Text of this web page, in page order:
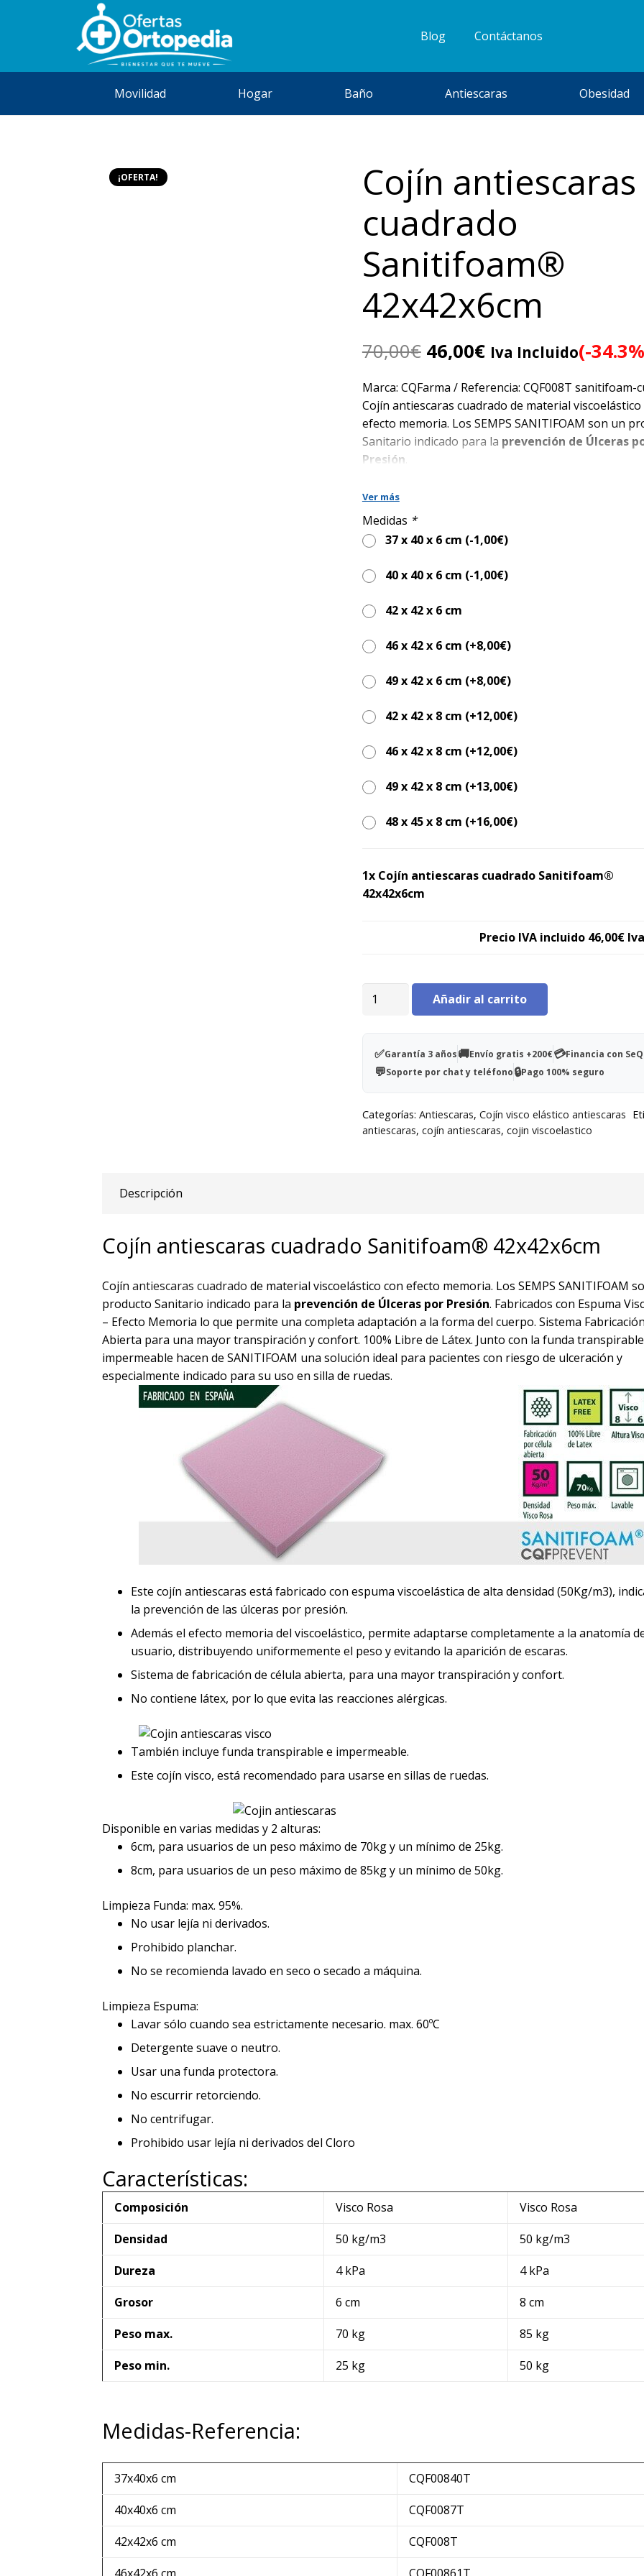
Blog Contáctanos
Movilidad Hogar Baño Antiescaras Obesidad
¡OFERTA!
Cojín antiescaras
cuadrado
Sanitifoam®
42x42x6cm
70,00€ El
precio
original
era:
70,00€.
46,00€El
actual
es:
46,00€.
Iva Incluido(-
Marca: CQFarma / Referencia: CQF008T sanitifoam-
Cojín antiescaras cuadrado de material viscoelástico
efecto memoria. Los SEMPS SANITIFOAM son un
Sanitario indicado para la prevención de Úlceras
Presión
Efecto Memoria lo que permite una completa
adaptación a la forma del cuerpo.
Sistema Fabricación: Célula Abierta para una
100% Libre de Látex.
Junto con la funda transpirable e impermeable
riesgo de ulceración y especialmente indicado
Ver más
Medidas *
37 x 40 x 6 cm (-1,00€)
40 x 40 x 6 cm (-1,00€)
42 x 42 x 6 cm
46 x 42 x 6 cm (+8,00€)
49 x 42 x 6 cm (+8,00€)
42 x 42 x 8 cm (+12,00€)
46 x 42 x 8 cm (+12,00€)
49 x 42 x 8 cm (+13,00€)
48 x 45 x 8 cm (+16,00€)
1x Cojín antiescaras cuadrado Sanitifoam®
42x42x6cm
Precio IVA incluido 46,00€
Cojín
antiescaras
42x42x6cm
cantidad
Añadir al carrito
✅Garantía 3 años🚚Envío gratis +200€💳Financia con
💬Soporte por chat y teléfono🔒Pago 100% seguro
Categorías: Antiescaras, Cojín visco elástico antiescaras
antiescaras, cojín antiescaras, cojin viscoelastico
Descripción
Cojín antiescaras cuadrado Sanitifoam® 42x42x6cm
Cojín antiescaras cuadrado de material viscoelástico con efecto memoria. Los SEMPS SANITIFOAM
producto Sanitario indicado para la prevención de Úlceras por Presión. Fabricados con Espuma
– Efecto Memoria lo que permite una completa adaptación a la forma del cuerpo. Sistema
Abierta para una mayor transpiración y confort. 100% Libre de Látex. Junto con la funda
impermeable hacen de SANITIFOAM una solución ideal para pacientes con riesgo de ulceración y
especialmente indicado para su uso en silla de ruedas.
Este cojín antiescaras está fabricado con espuma viscoelástica de alta densidad (50Kg/m3),
la prevención de las úlceras por presión.
Además el efecto memoria del viscoelástico, permite adaptarse completamente a la anatomía
usuario, distribuyendo uniformemente el peso y evitando la aparición de escaras.
Sistema de fabricación de célula abierta, para una mayor transpiración y confort.
No contiene látex, por lo que evita las reacciones alérgicas.
También incluye funda transpirable e impermeable.
Este cojín visco, está recomendado para usarse en sillas de ruedas.
Disponible en varias medidas y 2 alturas:
6cm, para usuarios de un peso máximo de 70kg y un mínimo de 25kg.
8cm, para usuarios de un peso máximo de 85kg y un mínimo de 50kg.
Limpieza Funda: max. 95%.
No usar lejía ni derivados.
Prohibido planchar.
No se recomienda lavado en seco o secado a máquina.
Limpieza Espuma:
Lavar sólo cuando sea estrictamente necesario. max. 60ºC
Detergente suave o neutro.
Usar una funda protectora.
No escurrir retorciendo.
No centrifugar.
Prohibido usar lejía ni derivados del Cloro
Características:
Composición Visco Rosa
Visco Rosa
Densidad
50 kg/m3
50 kg/m3
Dureza
4 kPa
4 kPa
Grosor
6 cm
8 cm
Peso max.
70 kg
85 kg
Peso min.
25 kg 50 kg
Medidas-Referencia:
37x40x6 cm
CQF00840T
40x40x6 cm
CQF0087T
42x42x6 cm
CQF008T